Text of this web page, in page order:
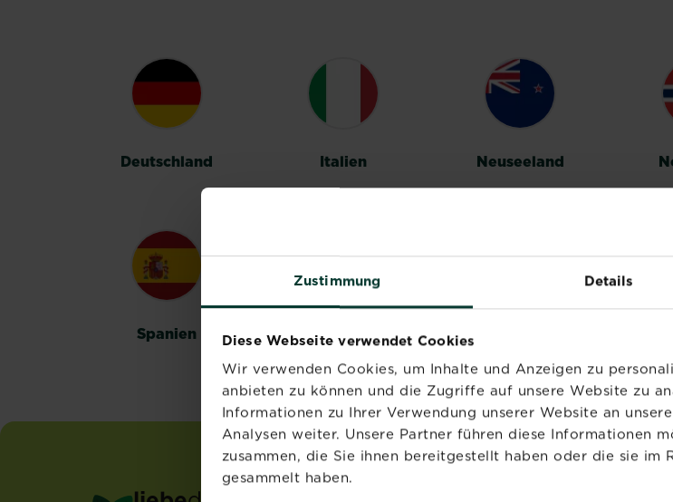
Zustimmung Details
Diese Webseite verwendet Cookies
Wir verwenden Cookies, um Inhalte und Anzeigen zu
anbieten zu können und die Zugriffe auf unsere Website zu
Informationen zu Ihrer Verwendung unserer Website an
Analysen weiter. Unsere Partner führen diese Informationen
zusammen, die Sie ihnen bereitgestellt haben oder die sie im
gesammelt haben.
Deutschland Italien Neuseeland
Spanien Schweden